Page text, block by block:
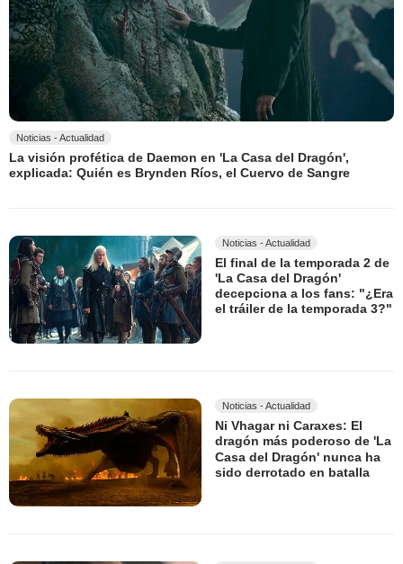
Noticias - Actualidad
La visión profética de Daemon en 'La Casa del Dragón',
explicada: Quién es Brynden Ríos, el Cuervo de Sangre
Noticias - Actualidad
El final de la temporada 2 de
'La Casa del Dragón'
decepciona a los fans: "¿Era
el tráiler de la temporada 3?"
Noticias - Actualidad
Ni Vhagar ni Caraxes: El
dragón más poderoso de 'La
Casa del Dragón' nunca ha
sido derrotado en batalla